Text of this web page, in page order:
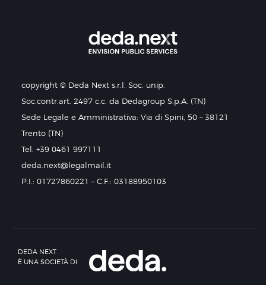
copyright © Deda Next s.r.l. Soc. unip.
Soc.contr.art. 2497 c.c. da Dedagroup S.p.A. (TN)
Sede Legale e Amministrativa: Via di Spini, 50 – 38121
Trento (TN)
Tel. +39 0461 997111
deda.next@legalmail.it
P.I.: 01727860221 – C.F.: 03188950103
DEDA NEXT
È UNA SOCIETÀ DI